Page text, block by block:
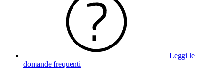
Leggi le
domande frequenti